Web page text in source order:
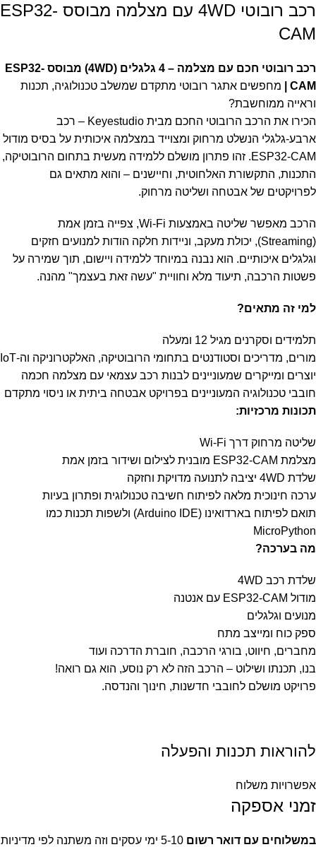
רכב רובוטי 4WD עם מצלמה מבוסס ESP32-
CAM
רכב רובוטי חכם עם מצלמה – 4 גלגלים (4WD) מבוסס ESP32-
CAM |
מחפשים אתגר רובוטי מתקדם שמשלב טכנולוגיה, תכנות
וראייה ממוחשבת?
הכירו את הרכב הרובוטי החכם מבית Keyestudio – רכב
ארבע-גלגלי הנשלט מרחוק ומצוייד במצלמה איכותית על בסיס מודול
ESP32-CAM. זהו פתרון מושלם ללמידה מעשית בתחום הרובוטיקה,
התכנות, התקשורת האלחוטית, וחיישנים – והוא מתאים גם
לפרויקטים של אבטחה ושליטה מרחוק.
הרכב מאפשר שליטה באמצעות Wi-Fi, צפייה בזמן אמת
(Streaming), יכולת מעקב, וניידות חלקה הודות למנועים חזקים
וגלגלים איכותיים. הוא נבנה במיוחד ללמידה ויישום, תוך שמירה על
פשטות הרכבה, תיעוד מלא וחוויית "עשה זאת בעצמך" מהנה.
למי זה מתאים?
תלמידים וסקרנים מגיל 12 ומעלה
מורים, מדריכים וסטודנטים בתחומי הרובוטיקה, האלקטרוניקה וה-IoT
יוצרים ומייקרים שמעוניינים לבנות רכב עצמאי עם מצלמה חכמה
חובבי טכנולוגיה המעוניינים בפרויקט אבטחה ביתית או ניסוי מתקדם
תכונות מרכזיות:
שליטה מרחוק דרך Wi-Fi
מצלמת ESP32-CAM מובנית לצילום ושידור בזמן אמת
שלדת 4WD יציבה לתנועה מדויקת וחזקה
ערכה חינוכית מלאה לפיתוח חשיבה טכנולוגית ופתרון בעיות
תואם לפיתוח בארדואינו (Arduino IDE) ולשפות תכנות כמו
MicroPython
מה בערכה?
שלדת רכב 4WD
מודול ESP32-CAM עם אנטנה
מנועים וגלגלים
ספק כוח ומייצב מתח
מחברים, חיווט, בורגי הרכבה, חוברת הדרכה ועוד
בנו, תכנתו ושילוט – הרכב הזה לא רק נוסע, הוא גם רואה!
פרויקט מושלם לחובבי חדשנות, חינוך והנדסה.
להוראות תכנות והפעלה
אפשרויות משלוח
זמני אספקה
במשלוחים עם דואר רשום 5-10 ימי עסקים וזה משתנה לפי מדיניות